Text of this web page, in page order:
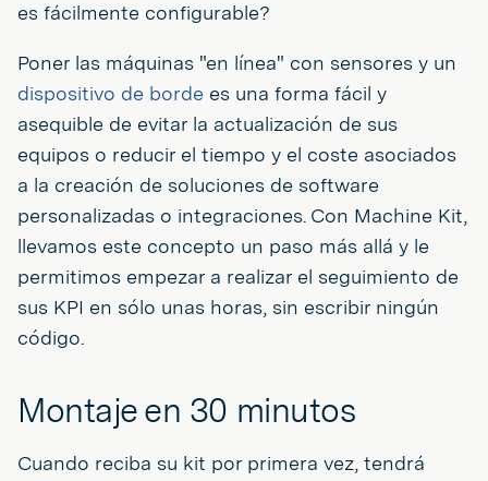
es fácilmente configurable?
Poner las máquinas "en línea" con sensores y un
dispositivo de borde es una forma fácil y
asequible de evitar la actualización de sus
equipos o reducir el tiempo y el coste asociados
a la creación de soluciones de software
personalizadas o integraciones. Con Machine Kit,
llevamos este concepto un paso más allá y le
permitimos empezar a realizar el seguimiento de
sus KPI en sólo unas horas, sin escribir ningún
código.
Montaje en 30 minutos
Cuando reciba su kit por primera vez, tendrá